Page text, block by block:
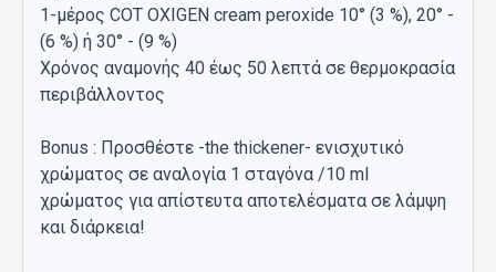
1-μέρος COT OXIGEN cream peroxide 10° (3 %), 20° -
(6 %) ή 30° - (9 %)
Χρόνος αναμονής 40 έως 50 λεπτά σε θερμοκρασία
περιβάλλοντος
Bonus : Προσθέστε -the thickener- ενισχυτικό
χρώματος σε αναλογία 1 σταγόνα /10 ml
χρώματος για απίστευτα αποτελέσματα σε λάμψη
και διάρκεια!